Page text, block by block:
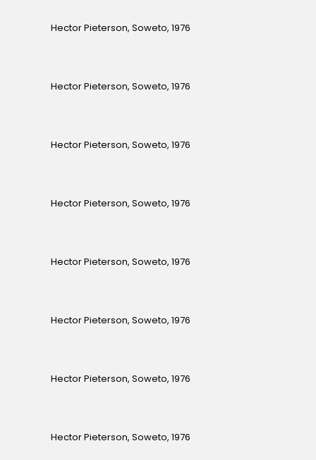
Hector Pieterson, Soweto, 1976
Hector Pieterson, Soweto, 1976
Hector Pieterson, Soweto, 1976
Hector Pieterson, Soweto, 1976
Hector Pieterson, Soweto, 1976
Hector Pieterson, Soweto, 1976
Hector Pieterson, Soweto, 1976
Hector Pieterson, Soweto, 1976